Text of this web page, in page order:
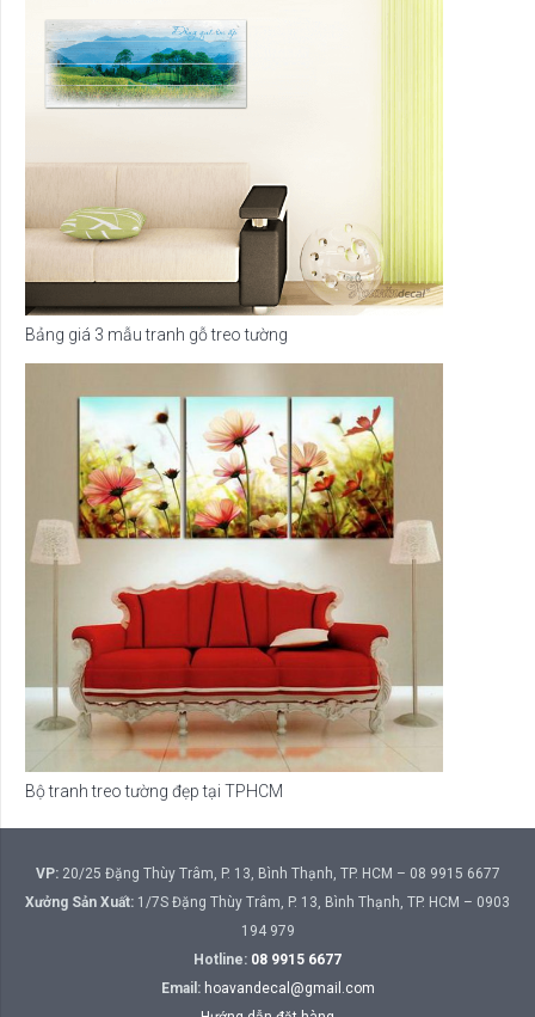
Bảng giá 3 mẫu tranh gỗ treo tường
Bộ tranh treo tường đẹp tại TPHCM
VP:20/25 Đặng Thùy Trâm, P. 13, Bình Thạnh, TP. HCM – 08 9915 6677
Xưởng Sản Xuất: 1/7S Đặng Thùy Trâm, P. 13, Bình Thạnh, TP. HCM – 0903
194 979
Hotline: 08 9915 6677
Email: hoavandecal@gmail.com